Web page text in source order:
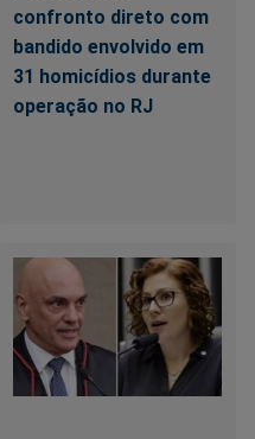
confronto direto com
bandido envolvido em
31 homicídios durante
operação no RJ